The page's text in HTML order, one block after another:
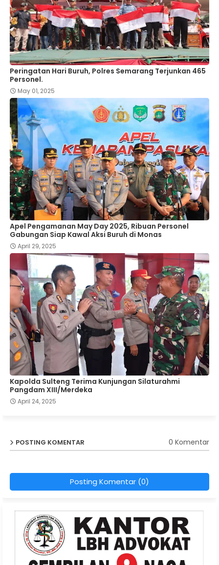
Peringatan Hari Buruh, Polres Semarang Terjunkan 465
Personel.
May 01, 2025
Apel Pengamanan May Day 2025, Ribuan Personel
Gabungan Siap Kawal Aksi Buruh di Monas
April 29, 2025
Kapolda Sulteng Terima Kunjungan Silaturahmi
Pangdam XIII/Merdeka
April 24, 2025
POSTING KOMENTAR 0 Komentar
Posting Komentar (0)